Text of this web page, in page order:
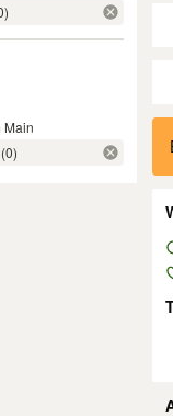
Main
(0)